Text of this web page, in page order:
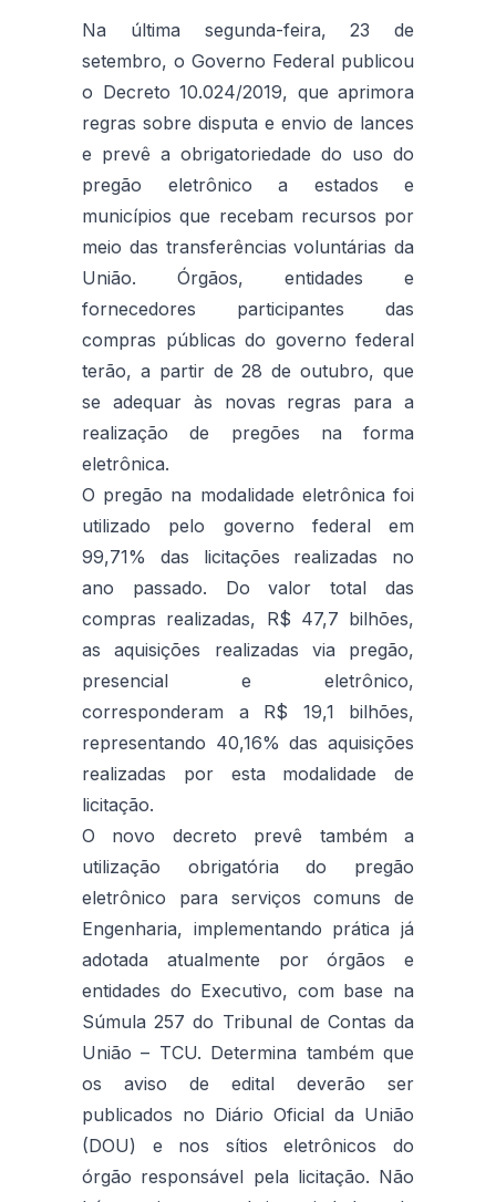
Na última segunda-feira, 23 de
setembro, o Governo Federal publicou
o Decreto 10.024/2019, que aprimora
regras sobre disputa e envio de lances
e prevê a obrigatoriedade do uso do
pregão eletrônico a estados e
municípios que recebam recursos por
meio das transferências voluntárias da
União. Órgãos, entidades e
fornecedores participantes das
compras públicas do governo federal
terão, a partir de 28 de outubro, que
se adequar às novas regras para a
realização de pregões na forma
eletrônica.
O pregão na modalidade eletrônica foi
utilizado pelo governo federal em
99,71% das licitações realizadas no
ano passado. Do valor total das
compras realizadas, R$ 47,7 bilhões,
as aquisições realizadas via pregão,
presencial e eletrônico,
corresponderam a R$ 19,1 bilhões,
representando 40,16% das aquisições
realizadas por esta modalidade de
licitação.
O novo decreto prevê também a
utilização obrigatória do pregão
eletrônico para serviços comuns de
Engenharia, implementando prática já
adotada atualmente por órgãos e
entidades do Executivo, com base na
Súmula 257 do Tribunal de Contas da
União – TCU. Determina também que
os aviso de edital deverão ser
publicados no Diário Oficial da União
(DOU) e nos sítios eletrônicos do
órgão responsável pela licitação. Não